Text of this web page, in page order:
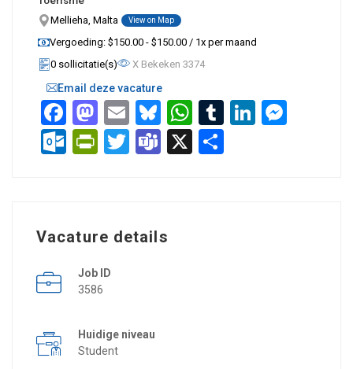
Mellieha, Malta View on Map
Vergoeding: $150.00 - $150.00 / 1x per maand
0 sollicitatie(s)
X Bekeken 3374
Email deze vacature
FacebookMastodon
Email BlueskyWhatsApp
Tumblr LinkedIn
Outlook.com
PrintFriendly
Twitter Teams
Vacature details
Job ID
3586
Huidige niveau
Student